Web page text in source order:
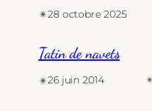
✴︎28 octobre 2025
Tatin de navets
✴︎26 juin 2014 ✴︎